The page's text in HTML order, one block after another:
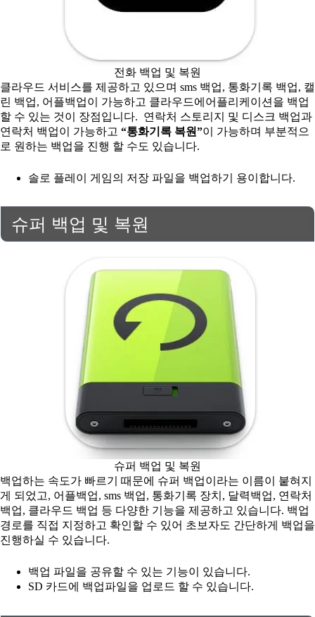
전화 백업 및 복원
클라우드 서비스를 제공하고 있으며 sms 백업, 통화기록 백업, 캘
린 백업, 어플백업이 가능하고 클라우드에어플리케이션을 백업
할 수 있는 것이 장점입니다. 연락처 스토리지 및 디스크 백업과
연락처 백업이 가능하고 “통화기록 복원”이 가능하며 부분적으
로 원하는 백업을 진행 할 수도 있습니다.
솔로 플레이 게임의 저장 파일을 백업하기 용이합니다.
슈퍼 백업 및 복원
슈퍼 백업 및 복원
백업하는 속도가 빠르기 때문에 슈퍼 백업이라는 이름이 붙혀지
게 되었고, 어플백업, sms 백업, 통화기록 장치, 달력백업, 연락처
백업, 클라우드 백업 등 다양한 기능을 제공하고 있습니다. 백업
경로를 직접 지정하고 확인할 수 있어 초보자도 간단하게 백업을
진행하실 수 있습니다.
백업 파일을 공유할 수 있는 기능이 있습니다.
SD 카드에 백업파일을 업로드 할 수 있습니다.